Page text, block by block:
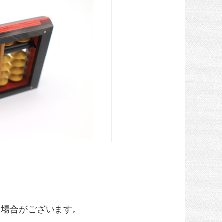
合がございます。